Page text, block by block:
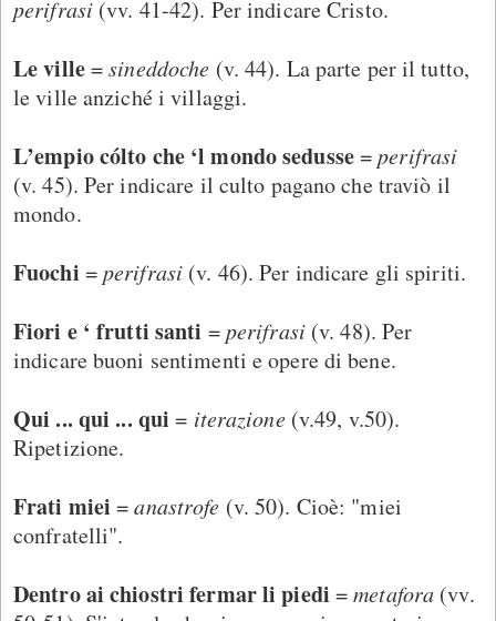
perifrasi (vv. 41-42). Per indicare Cristo.
Le ville=sineddoche (v. 44). La parte per il tutto,
le ville anziché i villaggi.
L’empio cólto che ‘l mondo sedusse=perifrasi
(v. 45). Per indicare il culto pagano che traviò il
mondo.
Fuochi =perifrasi (v. 46). Per indicare gli spiriti.
Fiori e ‘ frutti santi =perifrasi (v. 48). Per
indicare buoni sentimenti e opere di bene.
Qui ... qui ... qui = iterazione(v.49, v.50).
Ripetizione.
Frati miei =anastrofe (v. 50). Cioè: "miei
confratelli".
Dentro ai chiostri fermar li piedi =metafora (vv.